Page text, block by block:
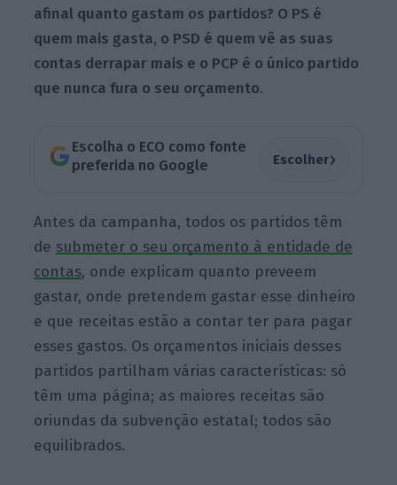
afinal quanto gastam os partidos? O PS é
quem mais gasta, o PSD é quem vê as suas
contas derrapar mais e o PCP é o único partido
que nunca fura o seu orçamento.
Escolha o ECO como fonte
preferida no Google
Escolher›
Antes da campanha, todos os partidos têm
de submeter o seu orçamento à entidade de
contas, onde explicam quanto preveem
gastar, onde pretendem gastar esse dinheiro
e que receitas estão a contar ter para pagar
esses gastos. Os orçamentos iniciais desses
partidos partilham várias características: só
têm uma página; as maiores receitas são
oriundas da subvenção estatal; todos são
equilibrados.